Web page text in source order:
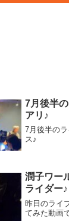
7月後半
アリ♪
7月後半の
ス♪
潤子ワー
ライダー♪
昨日のライ
てみた動画